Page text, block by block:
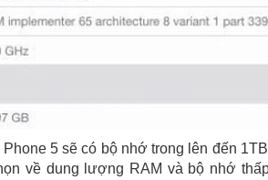
5 sẽ có bộ nhớ trong lên đến
về dung lượng RAM và bộ nhớ